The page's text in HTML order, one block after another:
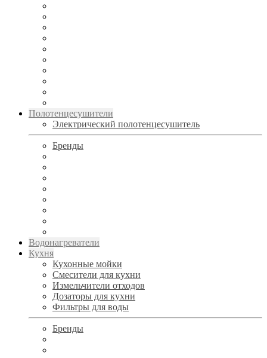
Полотенцесушители
Электрический полотенцесушитель
Бренды
Водонагреватели
Кухня
Кухонные мойки
Смесители для кухни
Измельчители отходов
Дозаторы для кухни
Фильтры для воды
Бренды